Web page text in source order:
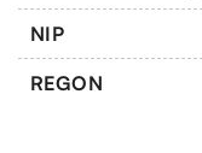
NIP
REGON